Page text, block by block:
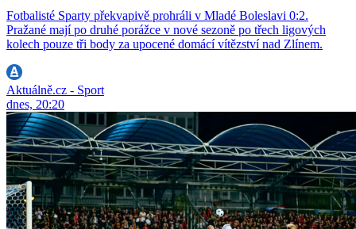
Fotbalisté Sparty překvapivě prohráli v Mladé Boleslavi 0:2.
Pražané mají po druhé porážce v nové sezoně po třech ligových
kolech pouze tři body za upocené domácí vítězství nad Zlínem.
Aktuálně.cz - Sport
dnes, 20:20